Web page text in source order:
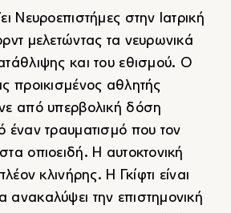
Νευροεπιστήμες στην Ιατρική
μελετώντας τα νευρωνικά
και του εθισμού. Ο
προικισμένος αθλητής
από υπερβολική δόση
έναν τραυματισμό που τον
οπιοειδή. Η αυτοκτονική
κλινήρης. Η Γκίφτι είναι
την επιστημονική